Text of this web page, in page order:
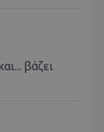
βάζει